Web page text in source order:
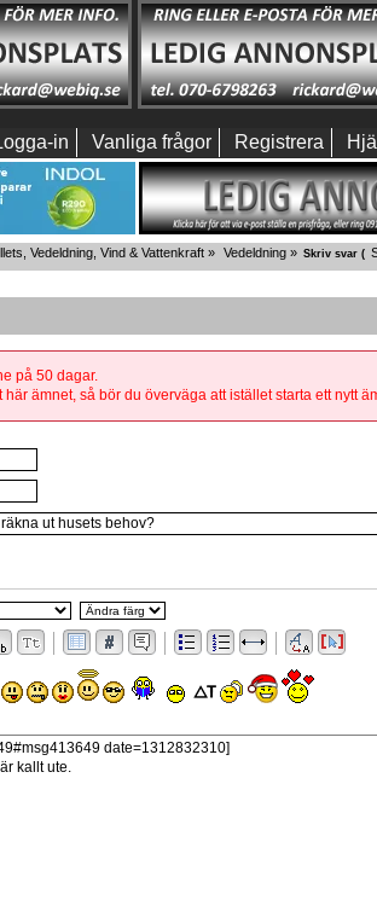
in Vanliga frågor Registrera
Vedeldning, Vind & Vattenkraft» Vedeldning» Skriv svar (
på 50 dagar.
ämnet, så bör du överväga att istället starta ett nytt